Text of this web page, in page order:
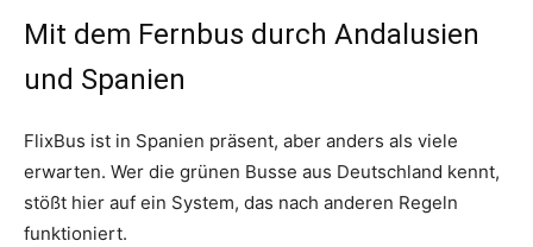
Mit dem Fernbus durch Andalusien
und Spanien
FlixBus ist in Spanien präsent, aber anders als viele
erwarten. Wer die grünen Busse aus Deutschland kennt,
stößt hier auf ein System, das nach anderen Regeln
funktioniert.